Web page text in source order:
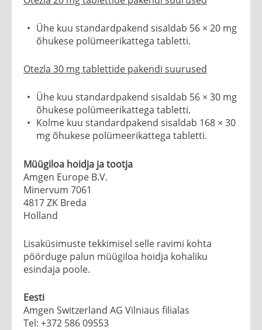
Ühe kuu standardpakend sisaldab 56 × 20 mg
õhukese polümeerikattega tabletti.
Otezla 30 mg tablettide pakendi suurused
Ühe kuu standardpakend sisaldab 56 × 30 mg
õhukese polümeerikattega tabletti.
Kolme kuu standardpakend sisaldab 168 × 30
mg õhukese polümeerikattega tabletti.
Müügiloa hoidja ja tootja
Amgen Europe B.V.
Minervum 7061
4817 ZK Breda
Holland
Lisaküsimuste tekkimisel selle ravimi kohta
pöörduge palun müügiloa hoidja kohaliku
esindaja poole.
Eesti
Amgen Switzerland AG Vilniaus filialas
Tel: +372 586 09553